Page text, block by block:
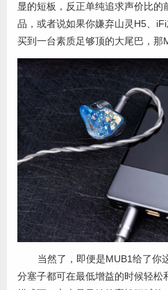
显的短板，反正单纯追求声价比的
品，或者说如果你嫌弃山灵H5、
买到一台素质足够顶的大尾巴，那
当然了，即便是MUB1给了你
分塞子都可在最低增益的时候轻松